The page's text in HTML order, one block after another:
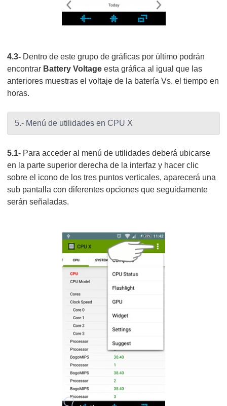
4.3- Dentro de este grupo de gráficas por último podrán
encontrar Battery Voltage esta gráfica al igual que las
anteriores muestras el voltaje de la batería Vs. el tiempo en
horas.
5.- Menú de utilidades en CPU X
5.1- Para acceder al menú de utilidades deberá ubicarse
en la parte superior derecha de la interfaz y hacer clic
sobre el icono de los tres puntos verticales, aparecerá una
sub pantalla con diferentes opciones que seguidamente
serán señaladas.